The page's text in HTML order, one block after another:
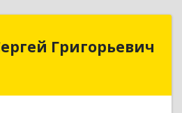
Григорьевич
Григорьевич
край, Ленинградский р-